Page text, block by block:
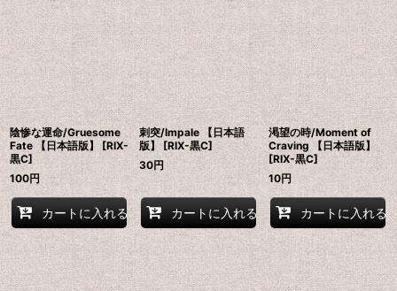
陰惨な運命/Gruesome
Fate 【日本語版】 [RIX-
黒C]
100円
カートに入れる
刺突/Impale 【日本語
版】 [RIX-黒C]
30円
カートに入れる
渇望の時/Moment of
Craving 【日本語版】
[RIX-黒C]
10円
カートに入れる